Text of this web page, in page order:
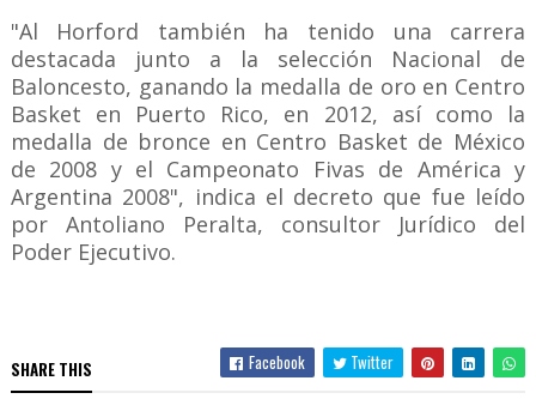
"Al Horford también ha tenido una carrera
destacada junto a la selección Nacional de
Baloncesto, ganando la medalla de oro en Centro
Basket en Puerto Rico, en 2012, así como la
medalla de bronce en Centro Basket de México
de 2008 y el Campeonato Fivas de América y
Argentina 2008", indica el decreto que fue leído
por Antoliano Peralta, consultor Jurídico del
Poder Ejecutivo.
SHARE THIS Facebook Twitter